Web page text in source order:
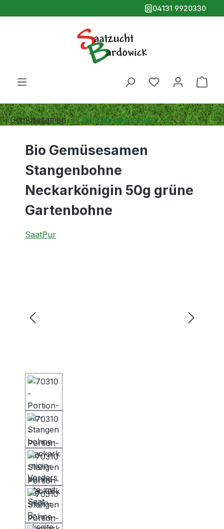
04131 9920330
Gemüsesamen Bio Gemüsesamen
Bio Gemüsesamen
Stangenbohne
Neckarkönigin 50g grüne
Gartenbohne
SaatPur